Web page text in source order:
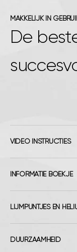
MAKKELIJK IN
De
VIDEO INSTRUCTIES
INFORMATIE BOEKJE
LIJMPUNTJES EN
DUURZAAMHEID